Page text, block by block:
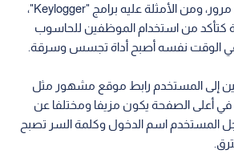
اسم المستخدم وكلمة مرور، ومن الأمثلة عليه برامج "Keylogger"،
كتأكد من استخدام الموظفين للحاسوب
الوقت نفسه أصبح أداة تجسس وسرقة.
إلى المستخدم رابط موقع مشهور مثل
أعلى الصفحة يكون مزيفا ومختلفا عن
المستخدم اسم الدخول وكلمة السر تصبح